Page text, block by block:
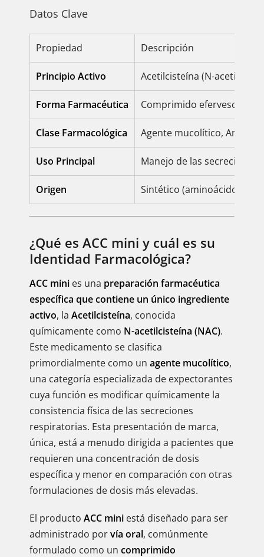
Datos Clave
Propiedad Descripción
Principio Activo Acetilcisteína (N-
Forma Farmacéutica Comprimido efervescente
Clase Farmacológica Agente mucolítico, Antídoto
Uso Principal Manejo de las secreciones
Origen Sintético (aminoácido
¿Qué es ACC mini y cuál es su
Identidad Farmacológica?
ACC mini es una preparación farmacéutica
específica que contiene un único ingrediente
activo, la Acetilcisteína, conocida
químicamente como N-acetilcisteína (NAC).
Este medicamento se clasifica
primordialmente como un agente mucolítico,
una categoría especializada de expectorantes
cuya función es modificar químicamente la
consistencia física de las secreciones
respiratorias. Esta presentación de marca,
única, está a menudo dirigida a pacientes que
requieren una concentración de dosis
específica y menor en comparación con otras
formulaciones de dosis más elevadas.
El producto ACC mini está diseñado para ser
administrado porvía oral, comúnmente
formulado como un comprimido